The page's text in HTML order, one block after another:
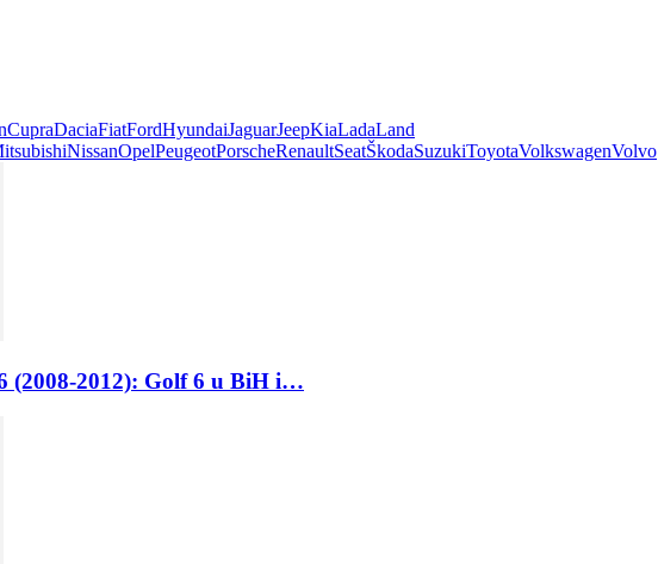
CupraDaciaFiatFordHyundaiJaguarJeepKiaLadaLand
NissanOpelPeugeotPorscheRenaultSeatŠkodaSuzukiToyotaVolkswagenVolvo
(2008-2012): Golf 6 u BiH i…